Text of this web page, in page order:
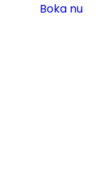
Boka nu